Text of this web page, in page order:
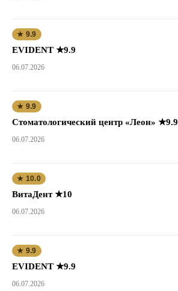
★ 9.9
EVIDENT ★9.9
06.07.2026
★ 9.9
Стоматологический центр «Леон» ★9.9
06.07.2026
★ 10.0
ВитаДент ★10
06.07.2026
★ 9.9
EVIDENT ★9.9
06.07.2026